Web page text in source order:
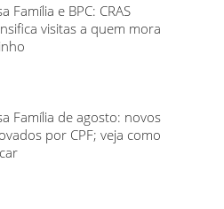
Família e BPC: CRAS
visitas a quem mora
Família de agosto: novos
por CPF; veja como